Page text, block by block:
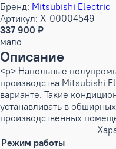
Бренд: Mitsubishi Electric
Артикул: X-00004549
337 900 ₽
мало
Описание
<p> Напольные
производства Mitsubishi
варианте. Такие
устанавливать в
производственных
Режим работы